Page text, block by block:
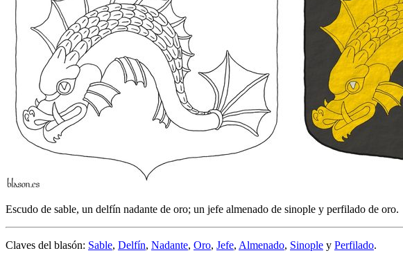
Escudo de sable, un delfín nadante de oro; un jefe almenado de sinople y perfilado de oro.
Claves del blasón: Sable, Delfín, Nadante, Oro, Jefe, Almenado, Sinople y Perfilado.